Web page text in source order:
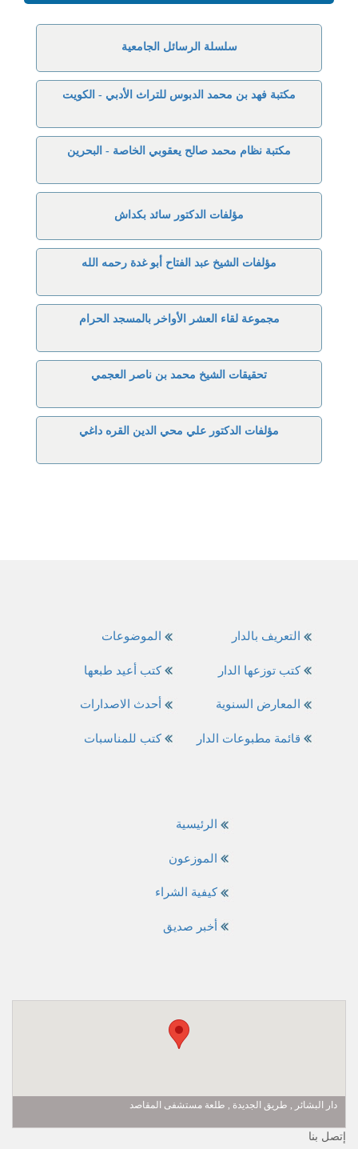
سلسلة الرسائل الجامعية
مكتبة فهد بن محمد الدبوس للتراث الأدبي - الكويت
مكتبة نظام محمد صالح يعقوبي الخاصة - البحرين
مؤلفات الدكتور سائد بكداش
مؤلفات الشيخ عبد الفتاح أبو غدة رحمه الله
مجموعة لقاء العشر الأواخر بالمسجد الحرام
تحقيقات الشيخ محمد بن ناصر العجمي
مؤلفات الدكتور علي محي الدين القره داغي
الموضوعات
كتب أعيد طبعها
أحدث الاصدارات
كتب للمناسبات
التعريف بالدار
كتب توزعها الدار
المعارض السنوية
قائمة مطبوعات الدار
الرئيسية
الموزعون
كيفية الشراء
أخبر صديق
دار البشائر , طريق الجديدة , طلعة مستشفى المقاصد
إتصل بنا